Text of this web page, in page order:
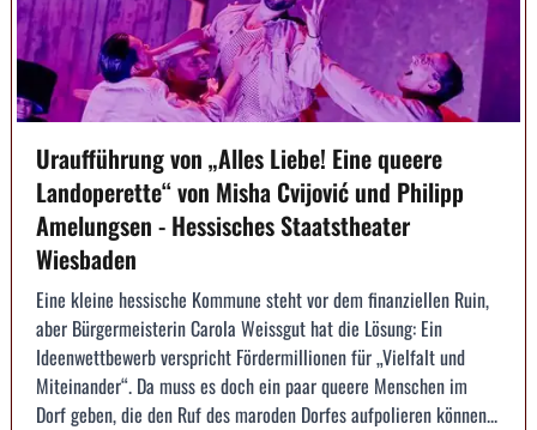
Uraufführung von „Alles Liebe! Eine queere
Landoperette“ von Misha Cvijović und Philipp
Amelungsen - Hessisches Staatstheater
Wiesbaden
Eine kleine hessische Kommune steht vor dem finanziellen Ruin,
aber Bürgermeisterin Carola Weissgut hat die Lösung: Ein
Ideenwettbewerb verspricht Fördermillionen für „Vielfalt und
Miteinander“. Da muss es doch ein paar queere Menschen im
Dorf geben, die den Ruf des maroden Dorfes aufpolieren können...